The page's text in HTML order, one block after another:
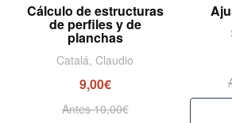
Cálculo de estructuras
de perfiles y de
planchas
Catalá, Claudio
9,00€
Antes 10,00€